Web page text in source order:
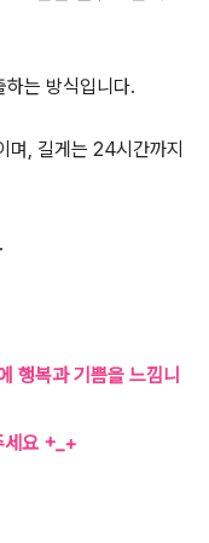
는 방식입니다.
며, 길게는 24시간까지
복과 기쁨을 느낌니
요 +_+